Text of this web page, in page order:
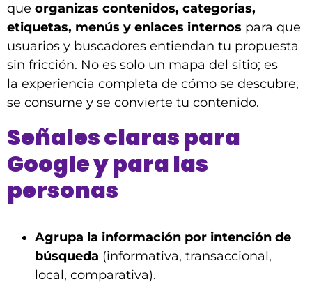
que organizas contenidos, categorías,
etiquetas, menús y enlaces internos para que
usuarios y buscadores entiendan tu propuesta
sin fricción. No es solo un mapa del sitio; es
la experiencia completa de cómo se descubre,
se consume y se convierte tu contenido.
Señales claras para
Google y para las
personas
Agrupa la información por intención de
búsqueda (informativa, transaccional,
local, comparativa).